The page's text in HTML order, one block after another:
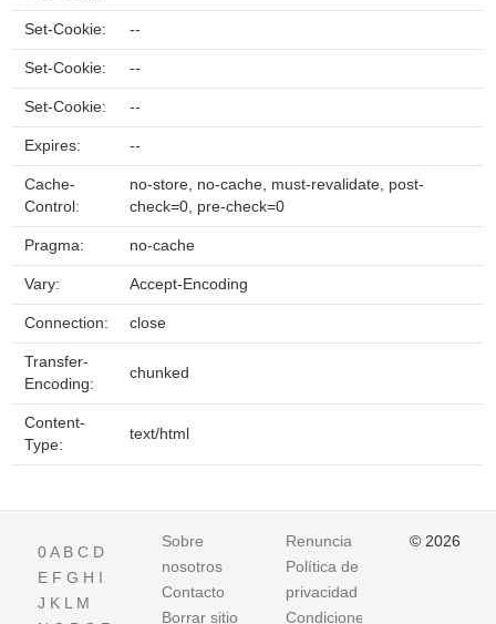
Set-Cookie: --
Set-Cookie: --
Set-Cookie: --
Expires: --
Cache-
Control:
no-store, no-cache, must-revalidate, post-
check=0, pre-check=0
Pragma: no-cache
Vary: Accept-Encoding
Connection: close
Transfer-
Encoding:
chunked
Content-
Type:
text/html
0A B C D
E F G H I
J K L M
Sobre
nosotros
Contacto
Borrar sitio
Renuncia
Política de
privacidad
Condiciones
© 2026